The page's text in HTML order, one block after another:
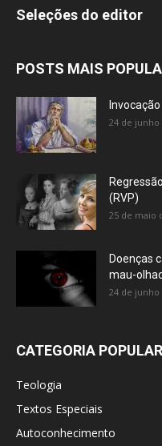
Seleções do editor
POSTS MAIS
24 de junho
(RVP)
25 de maio
Doenças
mau-
24 de junho
CATEGORIA POPULAR
Teologia
Textos Especiais
Autoconhecimento